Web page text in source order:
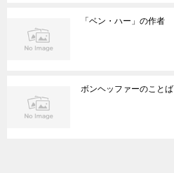
「ベン・ハー」の作者
ボンヘッファーのことば